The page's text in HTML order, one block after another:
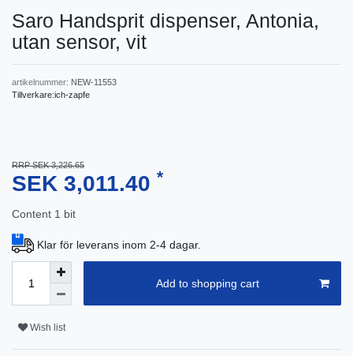
Saro Handsprit dispenser, Antonia,
utan sensor, vit
artikelnummer: NEW-11553
Tillverkare:ich-zapfe
RRP SEK 3,226.65
SEK 3,011.40 *
Content 1 bit
Klar för leverans inom 2-4 dagar.
Add to shopping cart
Wish list